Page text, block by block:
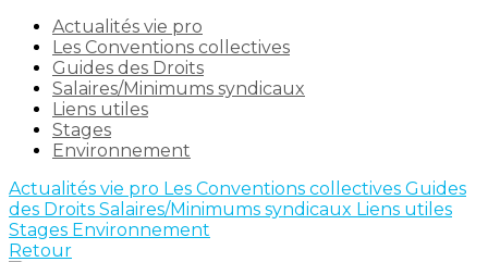
Actualités vie pro
Les Conventions collectives
Guides des Droits
Salaires/Minimums syndicaux
Liens utiles
Stages
Environnement
Actualités vie pro Les Conventions collectives Guides
des Droits Salaires/Minimums syndicaux Liens utiles
Stages Environnement
Retour